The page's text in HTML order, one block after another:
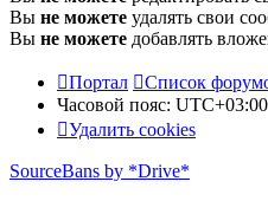
Вы не можете удалять свои
Вы не можете добавлять
Портал
Список
Часовой пояс: UTC+03:00
Удалить cookies
SourceBans by *Drive*